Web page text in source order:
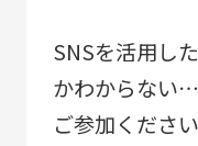
SNSを活用し
かわからない
ご参加ください